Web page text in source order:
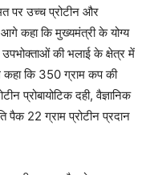
पर उच्च प्रोटीन और
कहा कि मुख्यमंत्री के योग्य
की भलाई के क्षेत्र में
कहा कि 350 ग्राम कप की
प्रोबायोटिक दही, वैज्ञानिक
पैक 22 ग्राम प्रोटीन प्रदान